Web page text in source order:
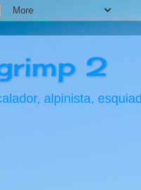
2
alpinista,